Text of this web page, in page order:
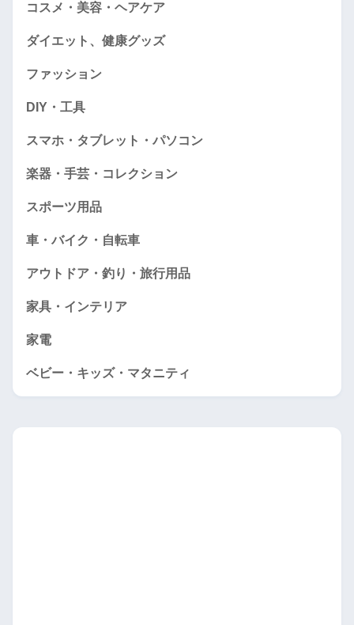
コスメ・美容・ヘアケア
ダイエット、健康グッズ
ファッション
DIY・工具
スマホ・タブレット・パソコン
楽器・手芸・コレクション
スポーツ用品
車・バイク・自転車
アウトドア・釣り・旅行用品
家具・インテリア
家電
ベビー・キッズ・マタニティ